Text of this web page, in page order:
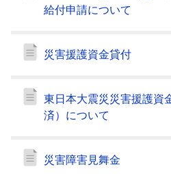
給付申請について
災害援護資金貸付
東日本大震災災害援護資
済）について
災害障害見舞金